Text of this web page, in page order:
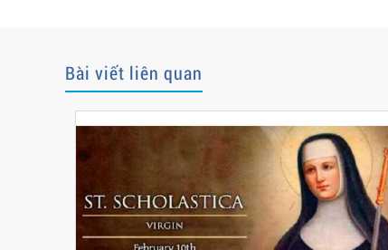
Bài viết liên quan